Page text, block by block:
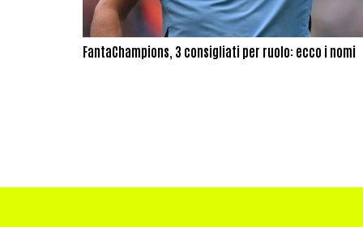
FantaChampions, 3 consigliati per ruolo: ecco i nomi